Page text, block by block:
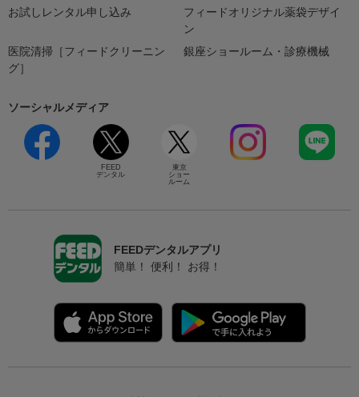
お試しレンタル申し込み
フィードオリジナル薬袋デザイ
ン
医院清掃［フィードクリーニン
グ］
銀座ショールーム・診療機械
ソーシャルメディア
FEED
デンタル
東京
ショー
ルーム
FEEDデンタルアプリ
簡単！ 便利！ お得！